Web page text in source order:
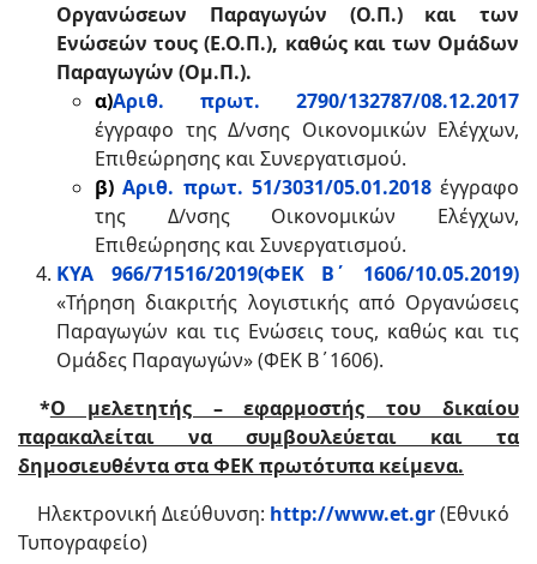
Οργανώσεων Παραγωγών (Ο.Π.) και των
Ενώσεών τους (Ε.Ο.Π.), καθώς και των Ομάδων
Παραγωγών (Ομ.Π.).
α)Aριθ. πρωτ. 2790/132787/08.12.2017
έγγραφο της Δ/νσης Οικονομικών Ελέγχων,
Επιθεώρησης και Συνεργατισμού.
β)Aριθ. πρωτ. 51/3031/05.01.2018έγγραφο
της Δ/νσης Οικονομικών Ελέγχων,
Επιθεώρησης και Συνεργατισμού.
ΚΥΑ 966/71516/2019(ΦΕΚ Β΄ 1606/10.05.2019)
«Τήρηση διακριτής λογιστικής από Οργανώσεις
Παραγωγών και τις Ενώσεις τους, καθώς και τις
Ομάδες Παραγωγών» (ΦΕΚ Β΄1606).
*Ο μελετητής – εφαρμοστής του δικαίου
παρακαλείται να συμβουλεύεται και τα
δημοσιευθέντα στα ΦΕKπρωτότυπα κείμενα.
Ηλεκτρονική Διεύθυνση: http://www.et.gr(Εθνικό
Τυπογραφείο)